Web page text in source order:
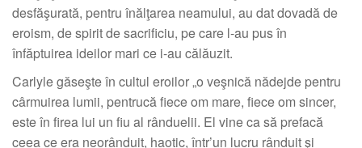
desfăşurată, pentru înălţarea neamului, au dat dovadă de
eroism, de spirit de sacrificiu, pe care l-au pus în
înfăptuirea ideilor mari ce i-au călăuzit.
Carlyle găseşte în cultul eroilor „o veşnică nădejde pentru
cârmuirea lumii, pentrucă fiece om mare, fiece om sincer,
este în firea lui un fiu al rânduelii. El vine ca să prefacă
ceea ce era neorânduit, haotic, într’un lucru rânduit şi